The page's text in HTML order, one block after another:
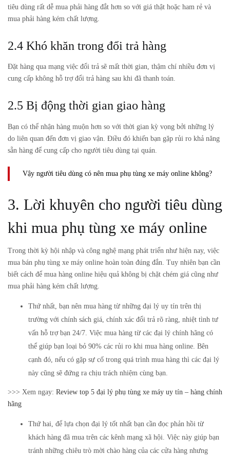
tiêu dùng rất dễ mua phải hàng đắt hơn so với giá thật hoặc ham rẻ và
mua phải hàng kém chất lượng.
2.4 Khó khăn trong đổi trả hàng
Đặt hàng qua mạng việc đổi trả sẽ mất thời gian, thậm chí nhiều đơn vị
cung cấp không hỗ trợ đổi trả hàng sau khi đã thanh toán.
2.5 Bị động thời gian giao hàng
Bạn có thể nhận hàng muộn hơn so với thời gian kỳ vọng bởi những lý
do liên quan đến đơn vị giao vận. Điều đó khiến bạn gặp rủi ro khả năng
sẵn hàng để cung cấp cho người tiêu dùng tại quán.
Vậy người tiêu dùng có nên mua phụ tùng xe máy online không?
3. Lời khuyên cho người tiêu dùng
khi mua phụ tùng xe máy online
Trong thời kỳ hội nhập và công nghệ mạng phát triển như hiện nay, việc
mua bán phụ tùng xe máy online hoàn toàn đúng đắn. Tuy nhiên bạn cần
biết cách để mua hàng online hiệu quả không bị chặt chém giá cũng như
mua phải hàng kém chất lượng.
Thứ nhất, bạn nên mua hàng từ những đại lý uy tín trên thị
trường với chính sách giá, chính xác đổi trả rõ ràng, nhiệt tình tư
vấn hỗ trợ bạn 24/7. Việc mua hàng từ các đại lý chính hãng có
thể giúp bạn loại bỏ 90% các rủi ro khi mua hàng online. Bên
cạnh đó, nếu có gặp sự cố trong quá trình mua hàng thì các đại lý
này cũng sẽ đứng ra chịu trách nhiệm cùng bạn.
>>> Xem ngay: Review top 5 đại lý phụ tùng xe máy uy tín – hàng chính
hãng
Thứ hai, để lựa chọn đại lý tốt nhất bạn cần đọc phản hồi từ
khách hàng đã mua trên các kênh mạng xã hội. Việc này giúp bạn
tránh những chiêu trò mời chào hàng của các cửa hàng nhưng